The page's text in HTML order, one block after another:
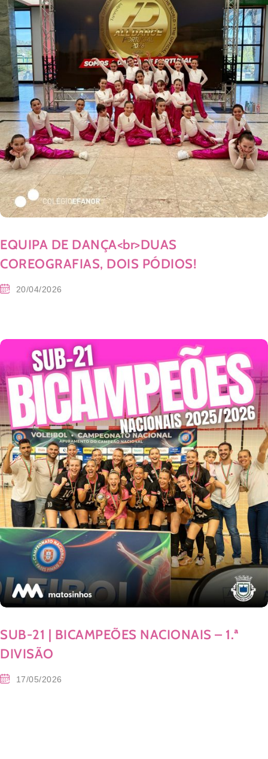
EQUIPA DE DANÇA<br>DUAS
COREOGRAFIAS, DOIS PÓDIOS!
20/04/2026
SUB-21 | BICAMPEÕES NACIONAIS – 1.ª
DIVISÃO
17/05/2026